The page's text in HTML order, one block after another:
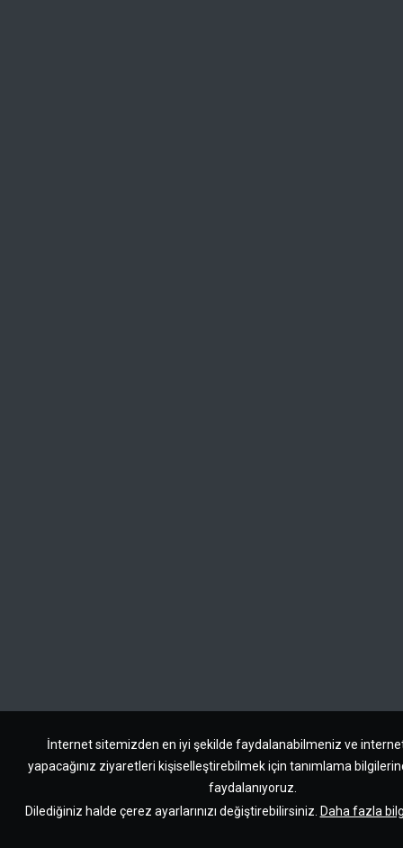
İnternet sitemizden en iyi şekilde faydalanabilmeniz ve
yapacağınız ziyaretleri kişiselleştirebilmek için tanımlama
faydalanıyoruz.
Dilediğiniz halde çerez ayarlarınızı değiştirebilirsiniz. Daha fazla